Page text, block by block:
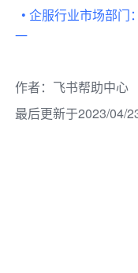
• 企服行业市场部门
一
作者： 飞书帮助中心
最后更新于2023/04/